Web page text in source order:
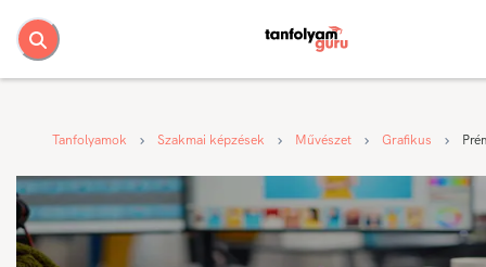
Tanfolyamok Szakmai képzések Művészet Grafikus